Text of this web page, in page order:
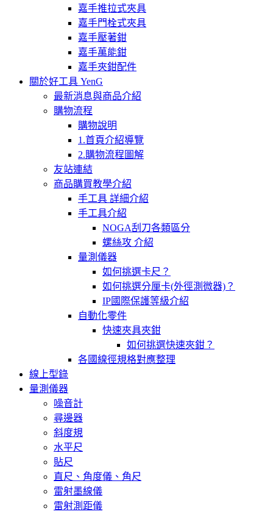
嘉手推拉式夾具
嘉手門栓式夾具
嘉手壓著鉗
嘉手萬能鉗
嘉手夾鉗配件
關於好工具 YenG
最新消息與商品介紹
購物流程
購物說明
1.首頁介紹導覽
2.購物流程圖解
友站連結
商品購買教學介紹
手工具 詳細介紹
手工具介紹
NOGA刮刀各類區分
螺絲攻 介紹
量測儀器
如何挑選卡尺？
如何挑選分厘卡(外徑測微器)？
IP國際保護等級介紹
自動化零件
快速夾具夾鉗
如何挑選快速夾鉗？
各國線徑規格對應整理
線上型錄
量測儀器
噪音計
尋邊器
斜度規
水平尺
貼尺
直尺、角度儀、角尺
雷射墨線儀
雷射測距儀